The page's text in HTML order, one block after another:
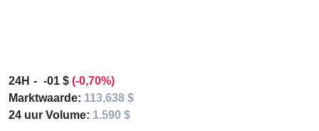
24H -01 $ (-0,70%)
Marktwaarde: 113,638 $
24 uur Volume: 1.590 $